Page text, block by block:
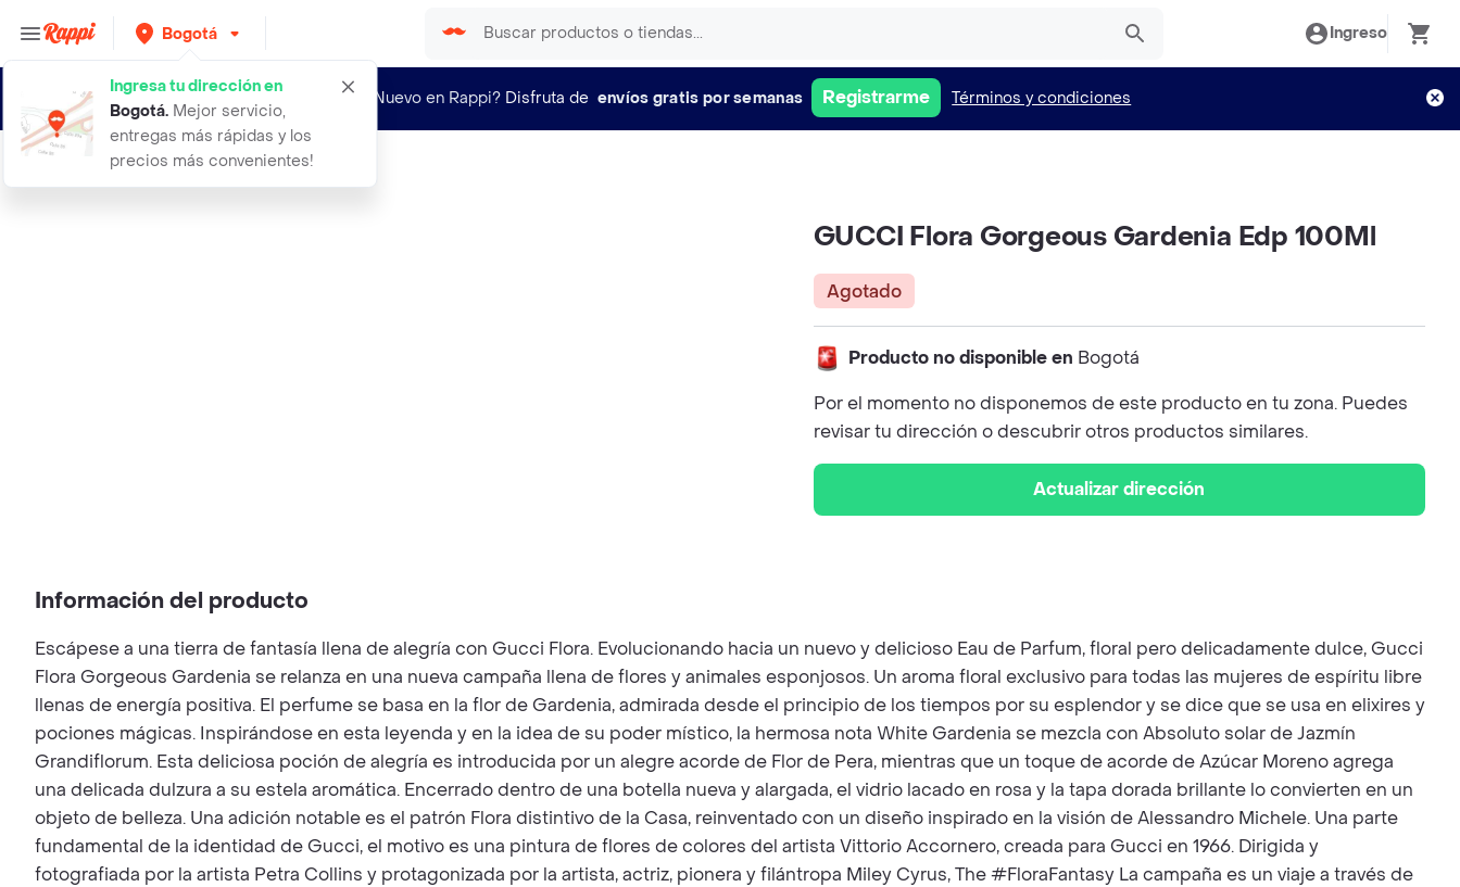
Bogotá
Ingresa tu dirección en
Bogotá. Mejor servicio,
entregas más rápidas y los
precios más convenientes!
Ingreso
¿Nuevo en Rappi? Disfruta de envíos gratis por semanas Registrarme Términos y condiciones
gucci flora gorgeous gardenia edp 1
GUCCI Flora Gorgeous Gardenia Edp 100Ml
Agotado
Producto no disponible en Bogotá
Por el momento no disponemos de este producto en tu zona. Puedes
revisar tu dirección o descubrir otros productos similares.
Actualizar dirección
Información del producto
Escápese a una tierra de fantasía llena de alegría con Gucci Flora. Evolucionando hacia un nuevo y delicioso Eau de Parfum, floral pero delicadamente dulce, Gucci
Flora Gorgeous Gardenia se relanza en una nueva campaña llena de flores y animales esponjosos. Un aroma floral exclusivo para todas las mujeres de espíritu libre
llenas de energía positiva. El perfume se basa en la flor de Gardenia, admirada desde el principio de los tiempos por su esplendor y se dice que se usa en elixires y
pociones mágicas. Inspirándose en esta leyenda y en la idea de su poder místico, la hermosa nota White Gardenia se mezcla con Absoluto solar de Jazmín
Grandiflorum. Esta deliciosa poción de alegría es introducida por un alegre acorde de Flor de Pera, mientras que un toque de acorde de Azúcar Moreno agrega
una delicada dulzura a su estela aromática. Encerrado dentro de una botella nueva y alargada, el vidrio lacado en rosa y la tapa dorada brillante lo convierten en un
objeto de belleza. Una adición notable es el patrón Flora distintivo de la Casa, reinventado con un diseño inspirado en la visión de Alessandro Michele. Una parte
fundamental de la identidad de Gucci, el motivo es una pintura de flores de colores del artista Vittorio Accornero, creada para Gucci en 1966. Dirigida y
fotografiada por la artista Petra Collins y protagonizada por la artista, actriz, pionera y filántropa Miley Cyrus, The #FloraFantasy La campaña es un viaje a través de